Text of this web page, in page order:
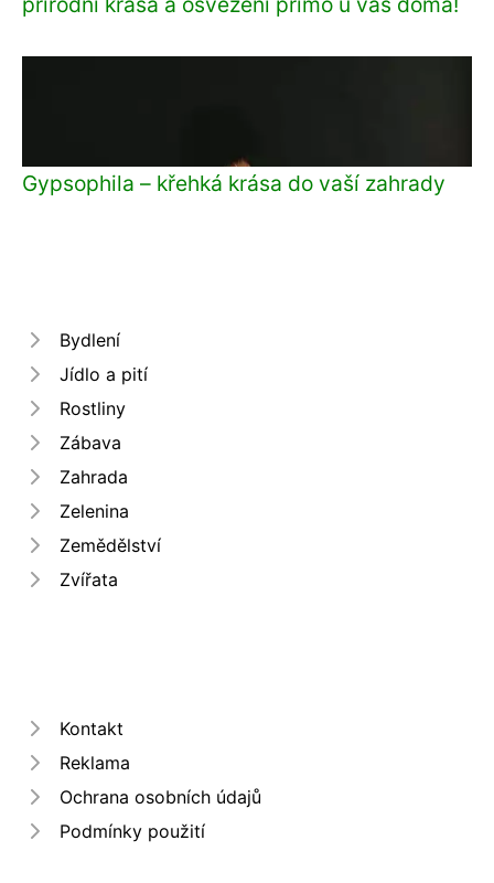
Gypsophila – křehká krása do vaší zahrady
Bydlení
Jídlo a pití
Rostliny
Zábava
Zahrada
Zelenina
Zemědělství
Zvířata
Kontakt
Reklama
Ochrana osobních údajů
Podmínky použití